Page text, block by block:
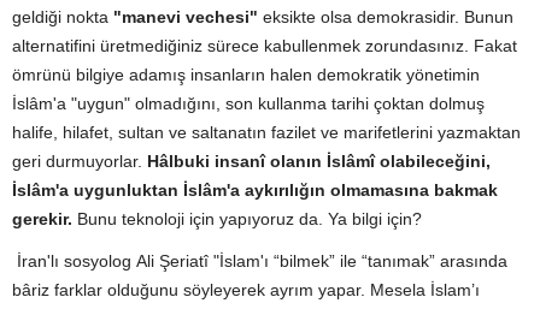
geldiği nokta "manevi vechesi" eksikte olsa demokrasidir. Bunun
alternatifini üretmediğiniz sürece kabullenmek zorundasınız. Fakat
ömrünü bilgiye adamış insanların halen demokratik yönetimin
İslâm'a "uygun" olmadığını, son kullanma tarihi çoktan dolmuş
halife, hilafet, sultan ve saltanatın fazilet ve marifetlerini yazmaktan
geri durmuyorlar. Hâlbuki insanî olanın İslâmî olabileceğini,
İslâm'a uygunluktan İslâm'a aykırılığın olmamasına bakmak
gerekir. Bunu teknoloji için yapıyoruz da. Ya bilgi için?
İran'lı sosyolog Ali Şeriatî "İslam'ı “bilmek” ile “tanımak” arasında
bâriz farklar olduğunu söyleyerek ayrım yapar. Mesela İslam’ı